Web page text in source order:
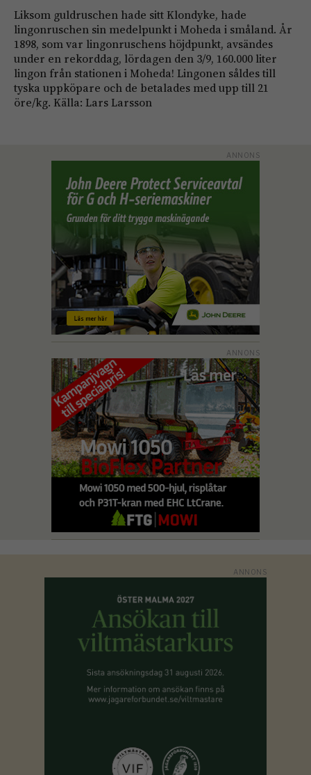
Liksom guldruschen hade sitt Klondyke, hade
lingonruschen sin medelpunkt i Moheda i småland. År
1898, som var lingonruschens höjdpunkt, avsändes
under en rekorddag, lördagen den 3/9, 160.000 liter
lingon från stationen i Moheda! Lingonen såldes till
tyska uppköpare och de betalades med upp till 21
öre/kg. Källa: Lars Larsson